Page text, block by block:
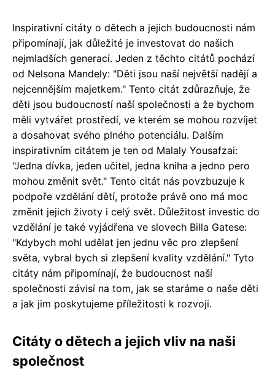
Inspirativní citáty o dětech a jejich budoucnosti nám
připomínají, jak důležité je investovat do našich
nejmladších generací. Jeden z těchto citátů pochází
od Nelsona Mandely: "Děti jsou naší největší nadějí a
nejcennějším majetkem." Tento citát zdůrazňuje, že
děti jsou budoucností naší společnosti a že bychom
měli vytvářet prostředí, ve kterém se mohou rozvíjet
a dosahovat svého plného potenciálu. Dalším
inspirativním citátem je ten od Malaly Yousafzai:
"Jedna dívka, jeden učitel, jedna kniha a jedno pero
mohou změnit svět." Tento citát nás povzbuzuje k
podpoře vzdělání dětí, protože právě ono má moc
změnit jejich životy i celý svět. Důležitost investic do
vzdělání je také vyjádřena ve slovech Billa Gatese:
"Kdybych mohl udělat jen jednu věc pro zlepšení
světa, vybral bych si zlepšení kvality vzdělání." Tyto
citáty nám připomínají, že budoucnost naší
společnosti závisí na tom, jak se staráme o naše děti
a jak jim poskytujeme příležitosti k rozvoji.
Citáty o dětech a jejich vliv na naši
společnost